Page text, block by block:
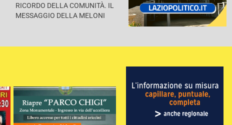
RICORDO DELLA COMUNITÀ. IL
MESSAGGIO DELLA MELONI